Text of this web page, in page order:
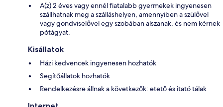
A(z) 2 éves vagy ennél fiatalabb gyermekek ingyenesen
szállhatnak meg a szálláshelyen, amennyiben a szülővel
vagy gondviselővel egy szobában alszanak, és nem kérnek
pótágyat.
Kisállatok
Házi kedvencek ingyenesen hozhatók
Segítőállatok hozhatók
Rendelkezésre állnak a következők: etető és itató tálak